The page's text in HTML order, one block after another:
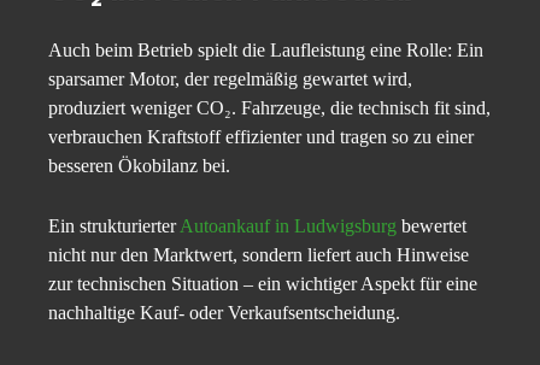
Auch beim Betrieb spielt die Laufleistung eine Rolle: Ein
sparsamer Motor, der regelmäßig gewartet wird,
produziert weniger CO₂. Fahrzeuge, die technisch fit sind,
verbrauchen Kraftstoff effizienter und tragen so zu einer
besseren Ökobilanz bei.
Ein strukturierterAutoankauf in Ludwigsburg bewertet
nicht nur den Marktwert, sondern liefert auch Hinweise
zur technischen Situation – ein wichtiger Aspekt für eine
nachhaltige Kauf- oder Verkaufsentscheidung.